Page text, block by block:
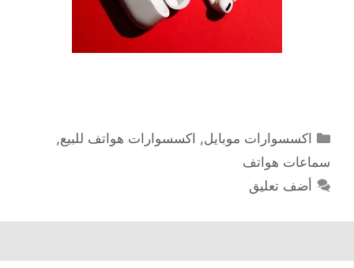
التصنيفات
اكسسوارات موبايل, اكسسوارات هواتف للبيع,
سماعات هواتف
أضف تعليق